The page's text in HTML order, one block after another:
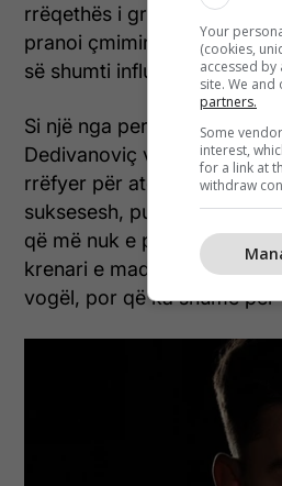
rrëqethës i grimerit shqiptar
pranoi çmimin nga
së shumti influencë në
Si një nga personazhet më
Dedivanoviç vjen në këtë
rrëfyer për ato që ka kaluar
suksesesh, pune të
që më nuk e përcjell. Ai
krenari e madhe e tij – t’ua
vogël, por që ka shumë për
Your
(cookies,
accessed
site. We
partners.
Some
interest,
for a link at
withdraw